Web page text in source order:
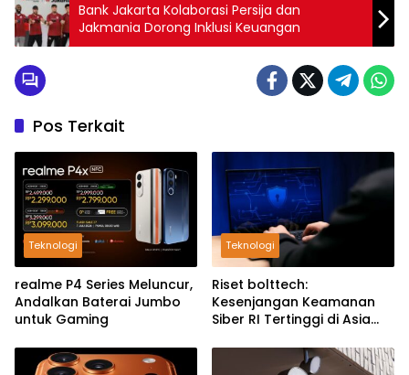
Bank Jakarta Kolaborasi Persija dan
Jakmania Dorong Inklusi Keuangan
Pos Terkait
Teknologi
realme P4 Series Meluncur,
Andalkan Baterai Jumbo
untuk Gaming
Teknologi
Riset bolttech:
Kesenjangan Keamanan
Siber RI Tertinggi di Asia